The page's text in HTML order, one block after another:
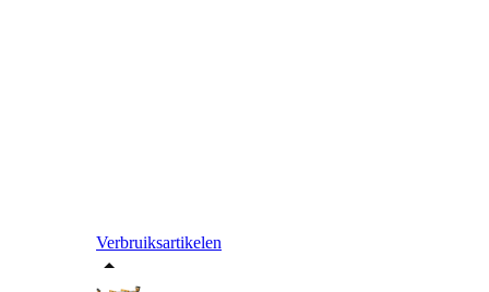
Verbruiksartikelen